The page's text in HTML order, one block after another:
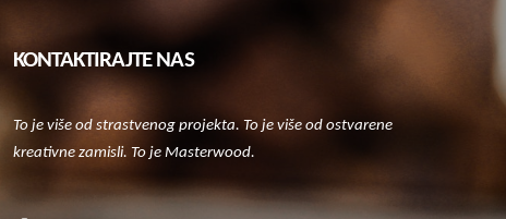
KONTAKTIRAJTE NAS
To je više od strastvenog projekta. To je više od ostvarene
kreativne zamisli. To je Masterwood.